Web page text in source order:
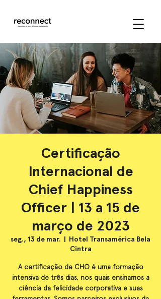
Certificação
Internacional de
Chief Happiness
Officer | 13 a 15 de
março de 2023
seg., 13 de mar.
  |
Hotel Transamérica Bela
Cintra
A certificação de CHO é uma formação
intensiva de três dias, nos quais ensinamos a
ciência da felicidade corporativa e suas